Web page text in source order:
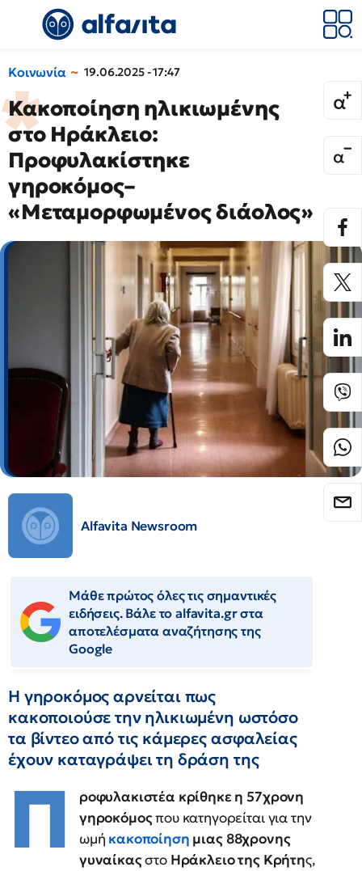
Κοινωνία 19.06.2025 - 17:47
Κακοποίηση ηλικιωμένης
στο Ηράκλειο:
Προφυλακίστηκε
γηροκόμος–
«Μεταμορφωμένος διάολος»
Alfavita Newsroom
Μάθε πρώτος όλες τις σημαντικές
ειδήσεις. Βάλε το alfavita.gr στα
αποτελέσματα αναζήτησης της
Google
Η γηροκόμος αρνείται πως
κακοποιούσε την ηλικιωμένη ωστόσο
τα βίντεο από τις κάμερες ασφαλείας
έχουν καταγράψει τη δράση της
Π
ροφυλακιστέα κρίθηκε η 57χρονη
γηροκόμοςπου κατηγορείται για την
ωμή κακοποίηση μιας 88χρονης
γυναίκαςστο Ηράκλειο της Κρήτης,